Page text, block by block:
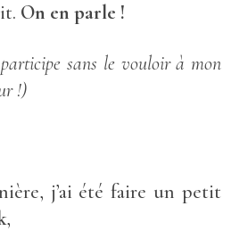
On en parle !
sans le vouloir à mon
!)
j’ai été faire un petit
,